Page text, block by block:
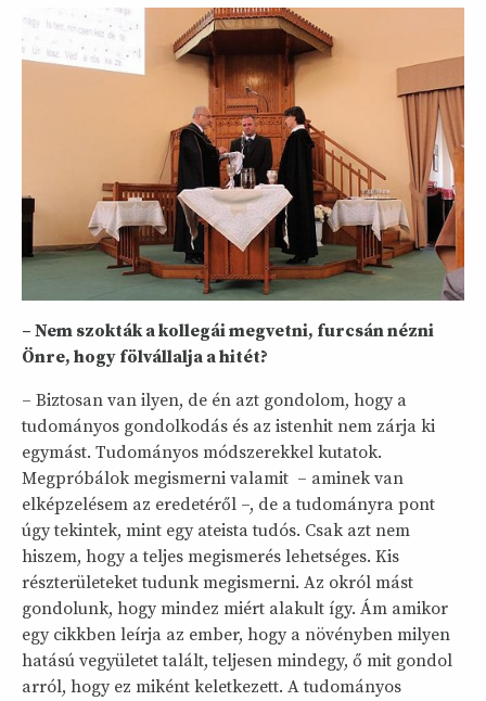
– Nem szokták a kollegái megvetni, furcsán nézni
Önre, hogy fölvállalja a hitét?
– Biztosan van ilyen, de én azt gondolom, hogy a
tudományos gondolkodás és az istenhit nem zárja ki
egymást. Tudományos módszerekkel kutatok.
Megpróbálok megismerni valamit – aminek van
elképzelésem az eredetéről –, de a tudományra pont
úgy tekintek, mint egy ateista tudós. Csak azt nem
hiszem, hogy a teljes megismerés lehetséges. Kis
részterületeket tudunk megismerni. Az okról mást
gondolunk, hogy mindez miért alakult így. Ám amikor
egy cikkben leírja az ember, hogy a növényben milyen
hatású vegyületet talált, teljesen mindegy, ő mit gondol
arról, hogy ez miként keletkezett. A tudományos